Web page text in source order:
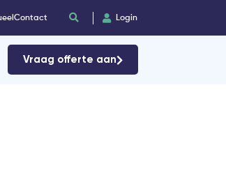
Contact Login
Vraag offerte aan